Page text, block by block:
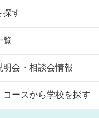
探す
覧
明会・相談会情報
コースから学校を探す